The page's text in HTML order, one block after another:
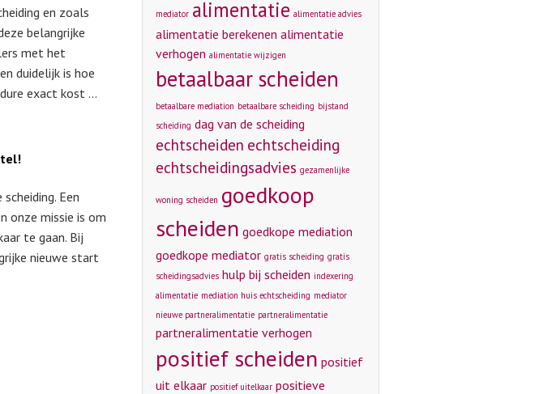
en zoals
belangrijke
met het
duidelijk is hoe
exact kost …
Een
onze missie is om
te gaan. Bij
nieuwe start
mediator alimentatie alimentatie advies
alimentatie berekenen alimentatie
verhogen alimentatie wijzigen
betaalbaar scheiden
betaalbare mediation betaalbare scheiding bijstand
scheiding dag van de scheiding
echtscheiden echtscheiding
echtscheidingsadvies gezamenlijke
woning scheiden goedkoop
scheiden goedkope mediation
goedkope mediator gratis scheiding gratis
scheidingsadvies hulp bij scheiden indexering
alimentatie mediation huis echtscheiding mediator
nieuwe partneralimentatie partneralimentatie
partneralimentatie verhogen
positief scheiden positief
uit elkaar positief uitelkaar positieve